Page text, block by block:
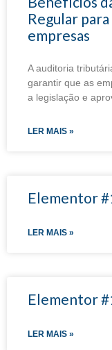
Regular
empresas
A auditoria
garantir que as
a legislação e
LER MAIS »
Elementor
LER MAIS »
Elementor
LER MAIS »